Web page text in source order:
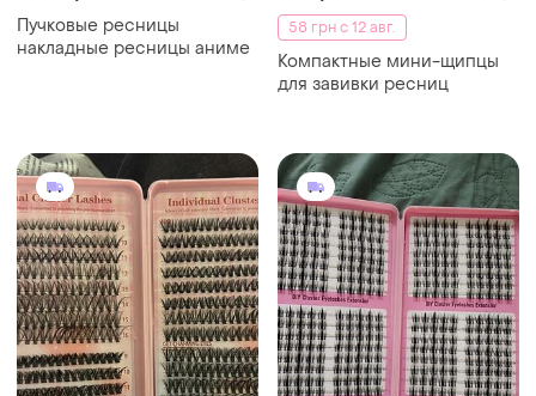
Пучковые ресницы
накладные ресницы аниме
58 грн с 12 авг.
Компактные мини-щипцы
для завивки ресниц